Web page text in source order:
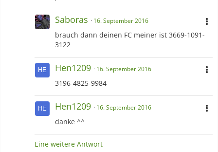
Saboras 16. September 2016
brauch dann deinen FC meiner ist 3669-1091-
3122
Hen1209 16. September 2016
3196-4825-9984
Hen1209 16. September 2016
danke ^^
Eine weitere Antwort